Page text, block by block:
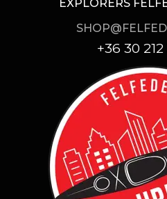
EXPLORERS
+36 30 212